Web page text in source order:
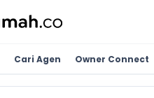
Cari Agen Owner Connect